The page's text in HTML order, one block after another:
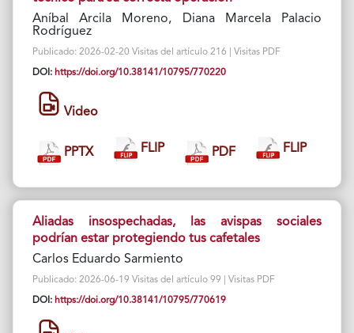
Aníbal Arcila Moreno, Diana Marcela Palacio
Rodríguez
Publicado: 2026-02-20 Visitas del artículo 216 | Visitas PDF
DOI: https://doi.org/10.38141/10795/770220
Video
PPTX FLIP PDF FLIP
Aliadas insospechadas, las avispas sociales
podrían estar protegiendo tus cafetales
Carlos Eduardo Sarmiento
Publicado: 2026-06-19 Visitas del artículo 99 | Visitas PDF
DOI: https://doi.org/10.38141/10795/770619